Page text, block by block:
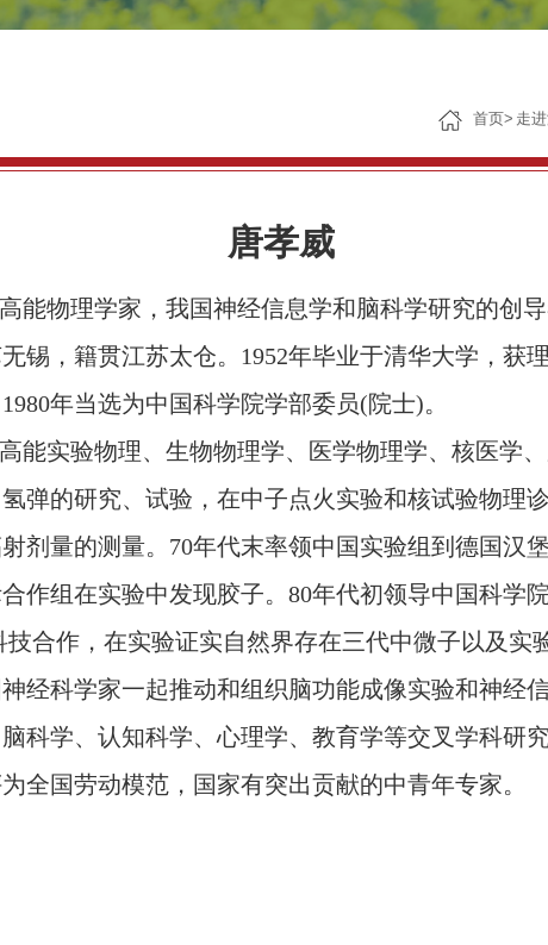
首页> 走
唐孝威
能物理学家 ，我国神经信息学和脑科学研究的创
锡 ，籍贯江苏太仓。 1952年毕业于清华大学 ， 获
1980年当选为中国科学院学部委员(院士)。
能实验物理、生物物理学、医学物理学、核医学、
弹的研究、试验，在中子点火实验和核试验物理
剂量的测量。70年代末率领中国实验组到德国汉
作组在实验中发现胶子。80年代初领导中国科学
合作，在实验证实自然界存在三代中微子以及实
经科学家一起推动和组织脑功能成像实验和神经
科学、认知科学、心理学、教育学等交叉学科研
全国劳动模范 ， 国家有突出贡献的中青年专家。